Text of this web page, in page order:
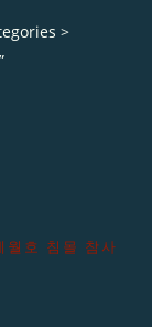
>
월호 침몰 참사